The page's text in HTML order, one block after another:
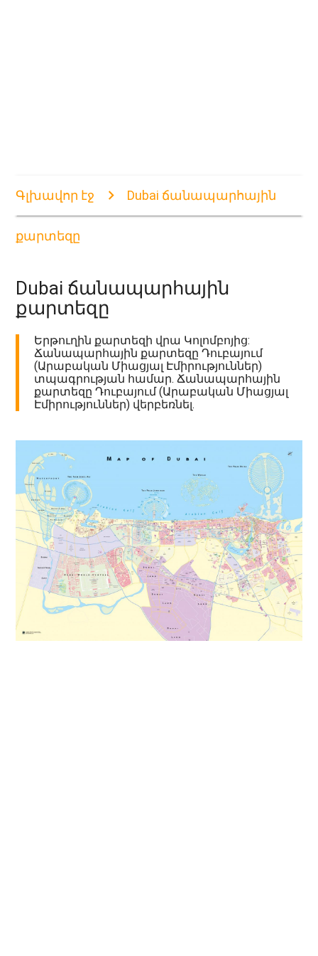
Գլխավոր էջ Dubai ճանապարհային
քարտեզը
Dubai ճանապարհային
քարտեզը
Երթուղին քարտեզի վրա Կոլոմբոյից:
Ճանապարհային քարտեզը Դուբայում
(Արաբական Միացյալ Էմիրություններ)
տպագրության համար. Ճանապարհային
քարտեզը Դուբայում (Արաբական Միացյալ
Էմիրություններ) վերբեռնել.